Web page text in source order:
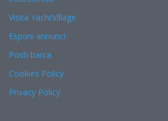
Visita YachtVillage
Esponi annunci
Posti barca
Cookies Policy
Privacy Policy